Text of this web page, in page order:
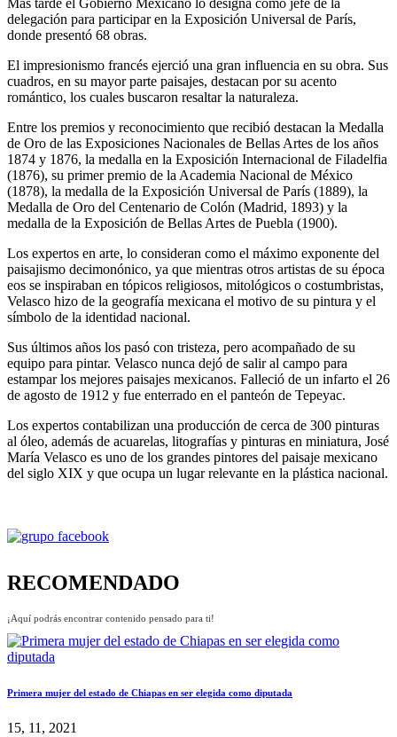
delegación para participar en la Exposición Universal de París,
donde presentó 68 obras.
El impresionismo francés ejerció una gran influencia en su obra. Sus
cuadros, en su mayor parte paisajes, destacan por su acento
romántico, los cuales buscaron resaltar la naturaleza.
Entre los premios y reconocimiento que recibió destacan la Medalla
de Oro de las Exposiciones Nacionales de Bellas Artes de los años
1874 y 1876, la medalla en la Exposición Internacional de Filadelfia
(1876), su primer premio de la Academia Nacional de México
(1878), la medalla de la Exposición Universal de París (1889), la
Medalla de Oro del Centenario de Colón (Madrid, 1893) y la
medalla de la Exposición de Bellas Artes de Puebla (1900).
Los expertos en arte, lo consideran como el máximo exponente del
paisajismo decimonónico, ya que mientras otros artistas de su época
eos se inspiraban en tópicos religiosos, mitológicos o costumbristas,
Velasco hizo de la geografía mexicana el motivo de su pintura y el
símbolo de la identidad nacional.
Sus últimos años los pasó con tristeza, pero acompañado de su
equipo para pintar. Velasco nunca dejó de salir al campo para
estampar los mejores paisajes mexicanos. Falleció de un infarto el 26
de agosto de 1912 y fue enterrado en el panteón de Tepeyac.
Los expertos contabilizan una producción de cerca de 300 pinturas
al óleo, además de acuarelas, litografías y pinturas en miniatura, José
María Velasco es uno de los grandes pintores del paisaje mexicano
del siglo XIX y que ocupa un lugar relevante en la plástica nacional.
RECOMENDADO
¡Aquí podrás encontrar contenido pensado para ti!
Primera mujer del estado de Chiapas en ser elegida como diputada
15, 11, 2021